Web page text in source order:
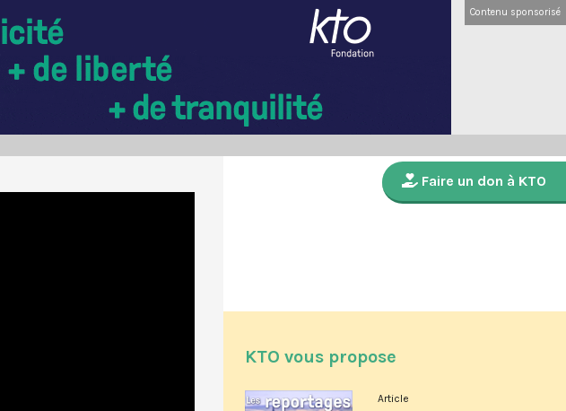
Contenu sponsorisé
Faire un don à KTO
KTO vous propose
Article